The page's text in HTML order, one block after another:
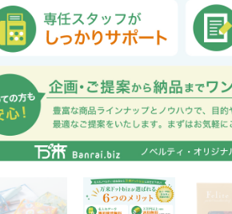
マグネット クリップ
スマホ対応手袋
般
植物栽培セット
ブランケット・ひざ掛け キッ
キッチングッズ全般 キッチ
ボウル・プレート
スポン
ロス
防災・防犯グッズ全般 防災グ
ライト・ランタン
美容・健康グッズ全般
マスクケース 健康グ
除菌・感染対策グッズ
全般
マスク
抗菌グッズ 石鹸・
タオル・ハンカチ
タオル・ハンカチ全般 タオル
うちわ・
般雨具全般 傘
ッズ全般
ラジオ・
ひんやりグッズ全般
冷
あったかグッズ
ＦＳＣ認証
女性向け抽選会セット 季節の
季節のグッズ
季節のグッズ全般 春のノ
地球にやさしいエコグッズ